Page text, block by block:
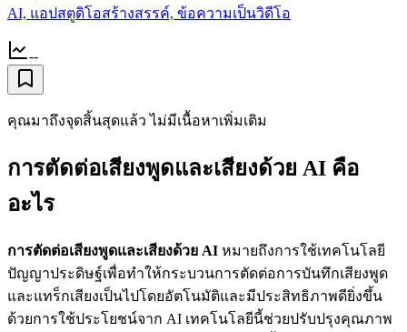
AI, แอปสตูดิโอสร้างสรรค์, ข้อความเป็นวิดีโอ
--
คุณมาถึงจุดสิ้นสุดแล้ว ไม่มีเนื้อหาเพิ่มเติม
การตัดต่อเสียงพูดและเสียงด้วย AI คือ
อะไร
การตัดต่อเสียงพูดและเสียงด้วย AI หมายถึงการใช้เทคโนโลยี
ปัญญาประดิษฐ์เพื่อทำให้กระบวนการตัดต่อการบันทึกเสียงพูด
และแทร็กเสียงเป็นไปโดยอัตโนมัติและมีประสิทธิภาพดียิ่งขึ้น
ด้วยการใช้ประโยชน์จาก AI เทคโนโลยีนี้ช่วยปรับปรุงคุณภาพ